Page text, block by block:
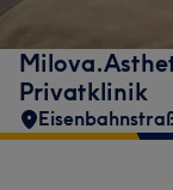
Privatklinik